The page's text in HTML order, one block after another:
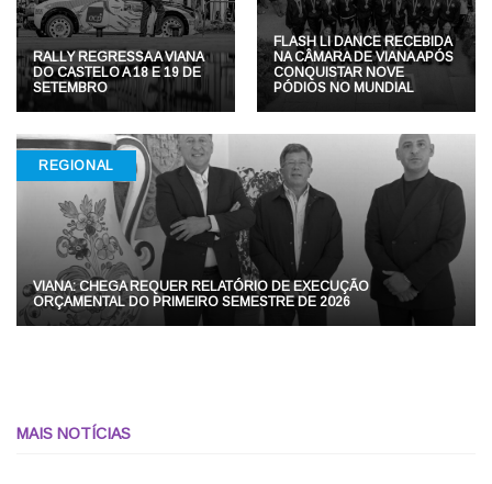
RALLY REGRESSA A VIANA
DO CASTELO A 18 E 19 DE
SETEMBRO
FLASH LI DANCE RECEBIDA
NA CÂMARA DE VIANA APÓS
CONQUISTAR NOVE
PÓDIOS NO MUNDIAL
REGIONAL
VIANA: CHEGA REQUER RELATÓRIO DE EXECUÇÃO
ORÇAMENTAL DO PRIMEIRO SEMESTRE DE 2026
MAIS NOTÍCIAS